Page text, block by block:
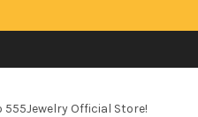
555Jewelry Official Store!